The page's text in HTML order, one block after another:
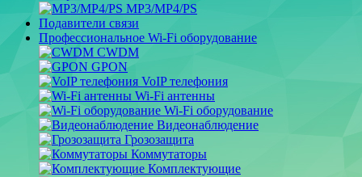
MP3/MP4/PS
Подавители связи
Профессиональное Wi-Fi оборудование
CWDM
GPON
VoIP телефония
Wi-Fi антенны
Wi-Fi оборудование
Видеонаблюдение
Грозозащита
Коммутаторы
Комплектующие